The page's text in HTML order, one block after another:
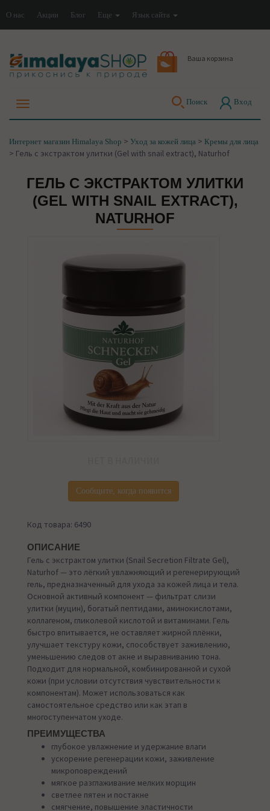
О нас Акции Блог Еще Язык сайта
Ваша корзина
Поиск Вход
Интернет магазин Himalaya Shop > Уход за кожей лица > Кремы для лица
> Гель с экстрактом улитки (Gel with snail extract), Naturhof
ГЕЛЬ С ЭКСТРАКТОМ УЛИТКИ
(GEL WITH SNAIL EXTRACT),
NATURHOF
Сообщите, когда появится
Код товара: 6490
ОПИСАНИЕ
Гель с экстрактом улитки (Snail Secretion Filtrate Gel),
Naturhof — это лёгкий увлажняющий и регенерирующий
гель, предназначенный для ухода за кожей лица и тела.
Основной активный компонент — фильтрат слизи
улитки (муцин), богатый пептидами, аминокислотами,
коллагеном, гликолевой кислотой и витаминами. Гель
быстро впитывается, не оставляет жирной плёнки,
улучшает текстуру кожи, способствует заживлению,
уменьшению следов от акне и выравниванию тона.
Подходит для нормальной, комбинированной и сухой
кожи (при условии отсутствия чувствительности к
компонентам). Может использоваться как
самостоятельное средство или как этап в
многоступенчатом уходе.
ПРЕИМУЩЕСТВА
глубокое увлажнение и удержание влаги
ускорение регенерации кожи, заживление
микроповреждений
мягкое разглаживание мелких морщин
светлее пятен и постакне
смягчение, повышение эластичности